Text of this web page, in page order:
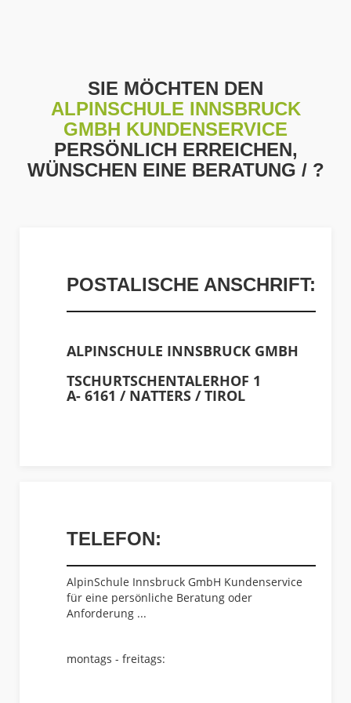
SIE MÖCHTEN DEN
ALPINSCHULE INNSBRUCK
GMBH KUNDENSERVICE
PERSÖNLICH ERREICHEN,
WÜNSCHEN EINE BERATUNG / ?
POSTALISCHE ANSCHRIFT:
ALPINSCHULE INNSBRUCK GMBH
TSCHURTSCHENTALERHOF 1
A- 6161 / NATTERS / TIROL
TELEFON:
AlpinSchule Innsbruck GmbH Kundenservice
für eine persönliche Beratung oder
Anforderung ...
montags - freitags: